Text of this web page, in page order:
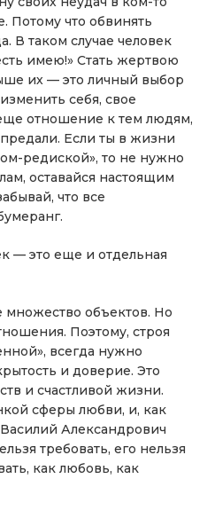
Потому что обвинять
В таком случае человек
имею!» Стать жертвою
их — это личный выбор
себя, свое
отношение к тем людям,
Если ты в жизни
редиской», то не нужно
оставайся настоящим
что все
— это еще и отдельная
объектов. Но
Поэтому, строя
всегда нужно
и доверие. Это
и счастливой жизни.
сферы любви, и, как
Александрович
требовать, его нельзя
как любовь, как